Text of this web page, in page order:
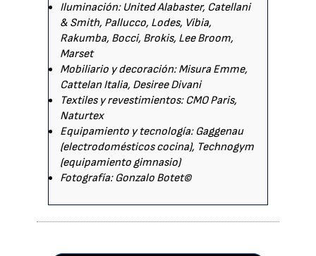
Iluminación: United Alabaster, Catellani
& Smith, Pallucco, Lodes, Vibia,
Rakumba, Bocci, Brokis, Lee Broom,
Marset
Mobiliario y decoración: Misura Emme,
Cattelan Italia, Desiree Divani
Textiles y revestimientos: CMO Paris,
Naturtex
Equipamiento y tecnología: Gaggenau
(electrodomésticos cocina), Technogym
(equipamiento gimnasio)
Fotografía: Gonzalo Botet©